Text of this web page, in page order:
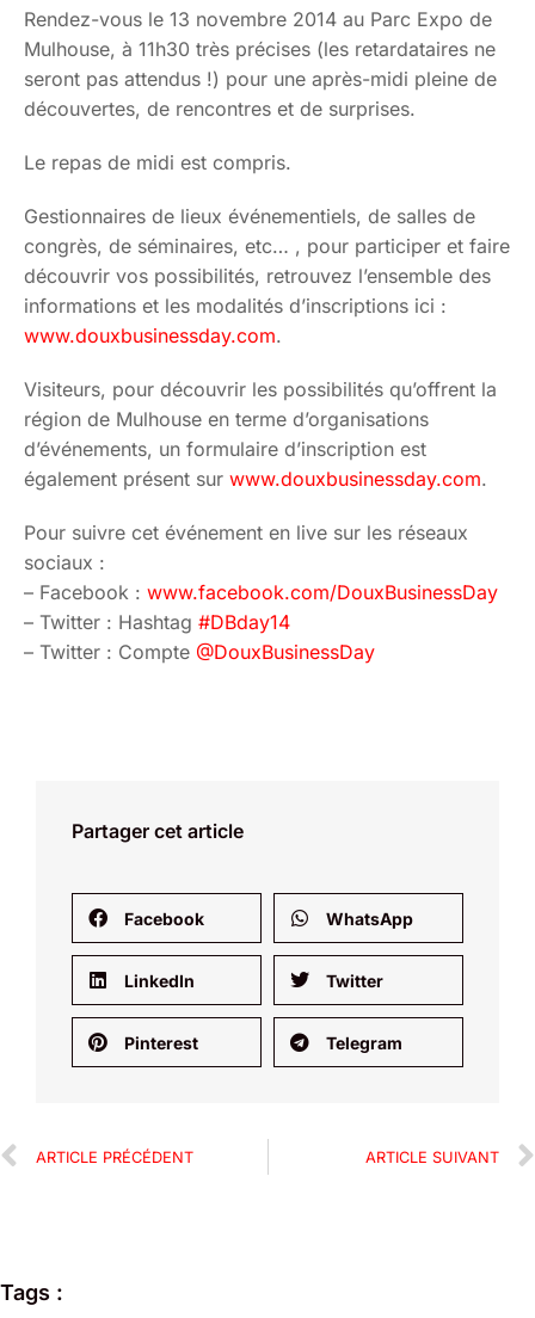
Rendez-vous le 13 novembre 2014 au Parc Expo de
Mulhouse, à 11h30 très précises (les retardataires ne
seront pas attendus !) pour une après-midi pleine de
découvertes, de rencontres et de surprises.
Le repas de midi est compris.
Gestionnaires de lieux événementiels, de salles de
congrès, de séminaires, etc… , pour participer et faire
découvrir vos possibilités, retrouvez l’ensemble des
informations et les modalités d’inscriptions ici :
www.douxbusinessday.com.
Visiteurs, pour découvrir les possibilités qu’offrent la
région de Mulhouse en terme d’organisations
d’événements, un formulaire d’inscription est
également présent sur www.douxbusinessday.com.
Pour suivre cet événement en live sur les réseaux
sociaux :
– Facebook : www.facebook.com/DouxBusinessDay
– Twitter : Hashtag #DBday14
– Twitter : Compte @DouxBusinessDay
Partager cet article
Facebook WhatsApp
LinkedIn Twitter
Pinterest Telegram
ARTICLE PRÉCÉDENT ARTICLE SUIVANT
Tags :